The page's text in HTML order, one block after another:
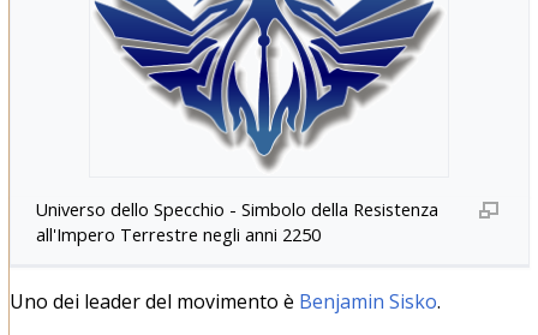
Universo dello Specchio - Simbolo della Resistenza
all'Impero Terrestre negli anni 2250
Uno dei leader del movimento è Benjamin Sisko.